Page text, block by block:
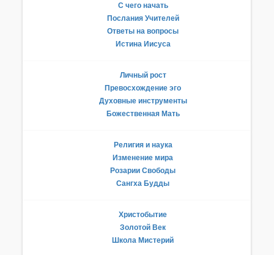
С чего начать
Послания Учителей
Ответы на вопросы
Истина Иисуса
Личный рост
Превосхождение эго
Духовные инструменты
Божественная Мать
Религия и наука
Изменение мира
Розарии Свободы
Сангха Будды
Христобытие
Золотой Век
Школа Мистерий